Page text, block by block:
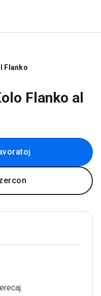
Flanko
Flanko al